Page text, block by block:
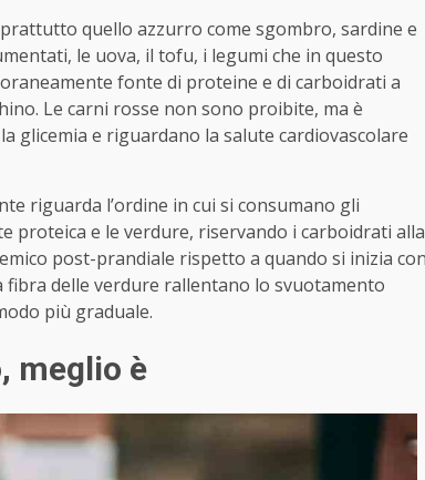
quello azzurro come sgombro, sardine e
le uova, il tofu, i legumi che in questo
fonte di proteine e di carboidrati a
Le carni rosse non sono proibite, ma è
glicemia e riguardano la salute cardiovascolare
riguarda l’ordine in cui si consumano gli
proteica e le verdure, riservando i carboidrati alla
post-prandiale rispetto a quando si inizia
fibra delle verdure rallentano lo svuotamento
più graduale.
meglio è